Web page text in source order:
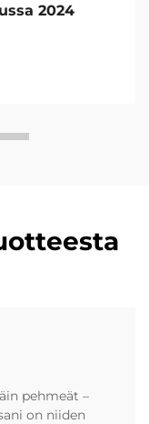
2024
pehmeät –
on niiden